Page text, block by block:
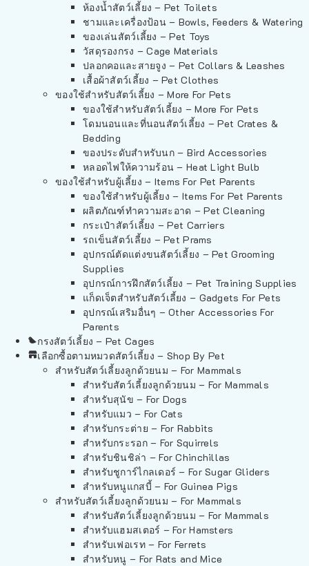
ห้องน้ำสัตว์เลี้ยง – Pet Toilets
ชามและเครื่องป้อน – Bowls, Feeders & Watering
ของเล่นสัตว์เลี้ยง – Pet Toys
วัสดุรองกรง – Cage Materials
ปลอกคอและสายจูง – Pet Collars & Leashes
เสื้อผ้าสัตว์เลี้ยง – Pet Clothes
ของใช้สำหรับสัตว์เลี้ยง – More For Pets
ของใช้สำหรับสัตว์เลี้ยง – More For Pets
โดมนอนและที่นอนสัตว์เลี้ยง – Pet Crates &
Bedding
ของประดับสำหรับนก – Bird Accessories
หลอดไฟให้ความร้อน – Heat Light Bulb
ของใช้สำหรับผู้เลี้ยง – Items For Pet Parents
ของใช้สำหรับผู้เลี้ยง – Items For Pet Parents
ผลิตภัณฑ์ทำความสะอาด – Pet Cleaning
กระเป๋าสัตว์เลี้ยง – Pet Carriers
รถเข็นสัตว์เลี้ยง – Pet Prams
อุปกรณ์ตัดแต่งขนสัตว์เลี้ยง – Pet Grooming
Supplies
อุปกรณ์การฝึกสัตว์เลี้ยง – Pet Training Supplies
แก็ดเจ็ตสำหรับสัตว์เลี้ยง – Gadgets For Pets
อุปกรณ์เสริมอื่นๆ – Other Accessories For
Parents
กรงสัตว์เลี้ยง – Pet Cages
เลือกซื้อตามหมวดสัตว์เลี้ยง – Shop By Pet
สำหรับสัตว์เลี้ยงลูกด้วยนม – For Mammals
สำหรับสัตว์เลี้ยงลูกด้วยนม – For Mammals
สำหรับสุนัข – For Dogs
สำหรับแมว – For Cats
สำหรับกระต่าย – For Rabbits
สำหรับกระรอก – For Squirrels
สำหรับชินชิล่า – For Chinchillas
สำหรับชูการ์ไกลเดอร์ – For Sugar Gliders
สำหรับหนูแกสบี้ – For Guinea Pigs
สำหรับสัตว์เลี้ยงลูกด้วยนม – For Mammals
สำหรับสัตว์เลี้ยงลูกด้วยนม – For Mammals
สำหรับแฮมสเตอร์ – For Hamsters
สำหรับเฟอเรท – For Ferrets
สำหรับหนู – For Rats and Mice